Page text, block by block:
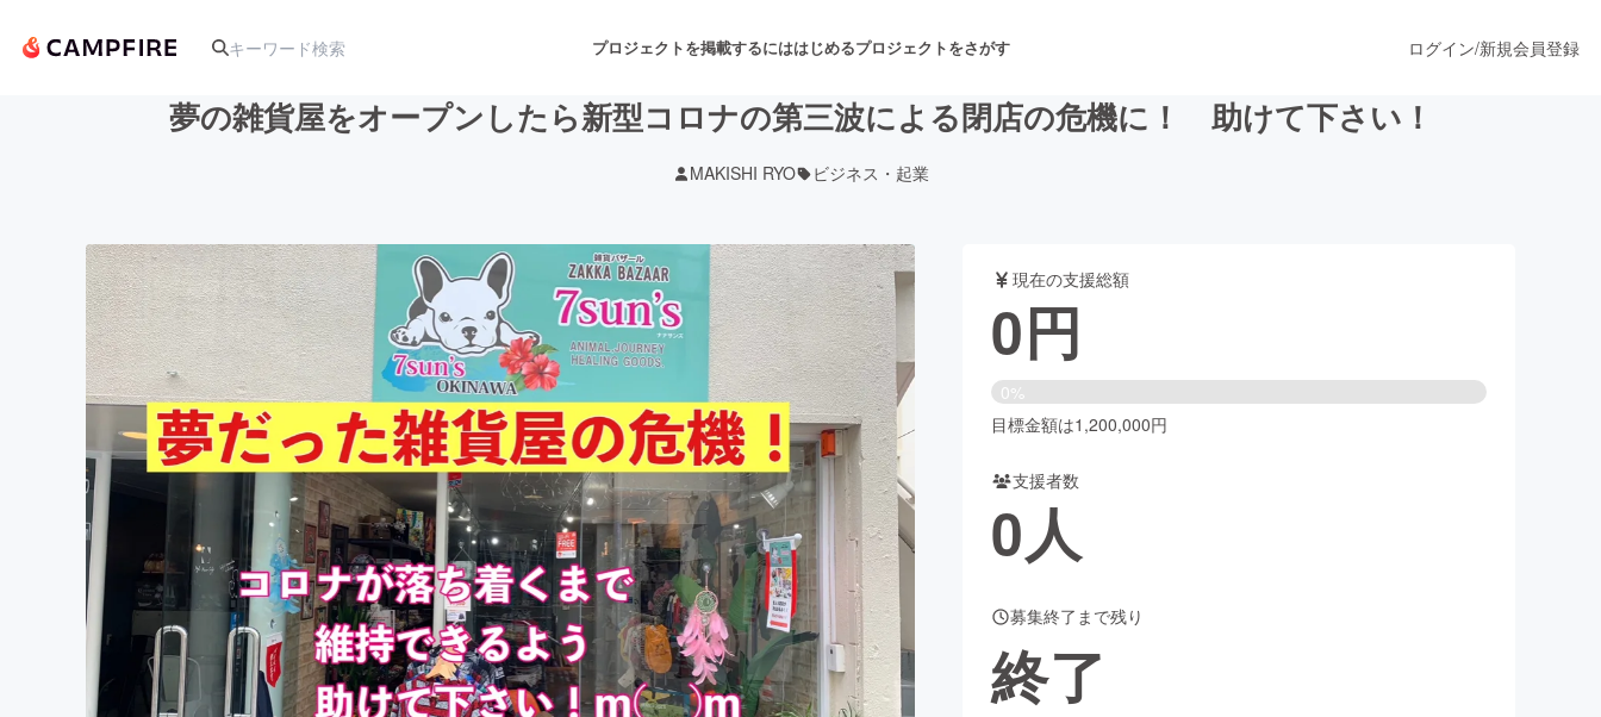
プロジェクトを掲載するにははじめるプロジェクトをさがす
アート・写真 音楽 舞台・パフォーマンス
テクノロジー・ガジェット ゲーム・サービス開発 フード・飲食店
映像・映画 書籍・雑誌出版 アニメ・漫画
ビジネス・起業 チャレンジ ビューティー・ヘルスケア
まちづくり・地域活性化
CAMPFIRE for Social Good
CAMPFIRE Creation
CAMPFIREふるさと納税
machi-yaコミュニティ
ログイン/新規会員登録
夢の雑貨屋をオープンしたら新型コロナの第三波による閉店の危機に！ 助けて下さい！
MAKISHI RYO ビジネス・起業
現在の支援総額
0円
0%
目標金額は1,200,000円
支援者数
0人
募集終了まで残り
終了